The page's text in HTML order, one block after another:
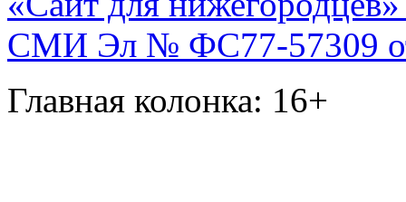
СМИ Эл № ФС77-57309
Главная колонка: 16+